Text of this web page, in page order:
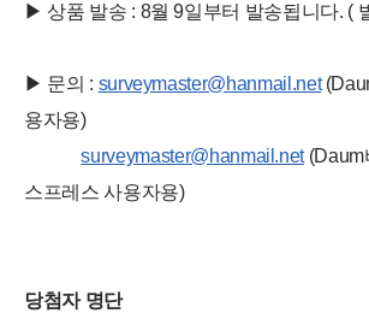
▶ 상품 발송 : 8월 9일부터 발송됩니다. (
▶ 문의 : surveymaster@hanmail.net
용자용)
surveymaster@hanmail.net(Daum
스프레스 사용자용)
당첨자 명단